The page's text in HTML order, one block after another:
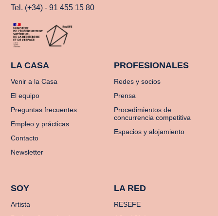
Tel. (+34) - 91 455 15 80
LA CASA
Venir a la Casa
El equipo
Preguntas frecuentes
Empleo y prácticas
Contacto
Newsletter
PROFESIONALES
Redes y socios
Prensa
Procedimientos de
concurrencia competitiva
Espacios y alojamiento
SOY
Artista
LA RED
RESEFE